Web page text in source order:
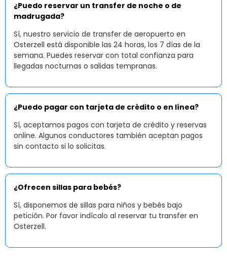
¿Puedo reservar un transfer de noche o de
madrugada?
Sí, nuestro servicio de transfer de aeropuerto en
Osterzell está disponible las 24 horas, los 7 días de la
semana. Puedes reservar con total confianza para
llegadas nocturnas o salidas tempranas.
¿Puedo pagar con tarjeta de crédito o en línea?
Sí, aceptamos pagos con tarjeta de crédito y reservas
online. Algunos conductores también aceptan pagos
sin contacto si lo solicitas.
¿Ofrecen sillas para bebés?
Sí, disponemos de sillas para niños y bebés bajo
petición. Por favor indícalo al reservar tu transfer en
Osterzell.